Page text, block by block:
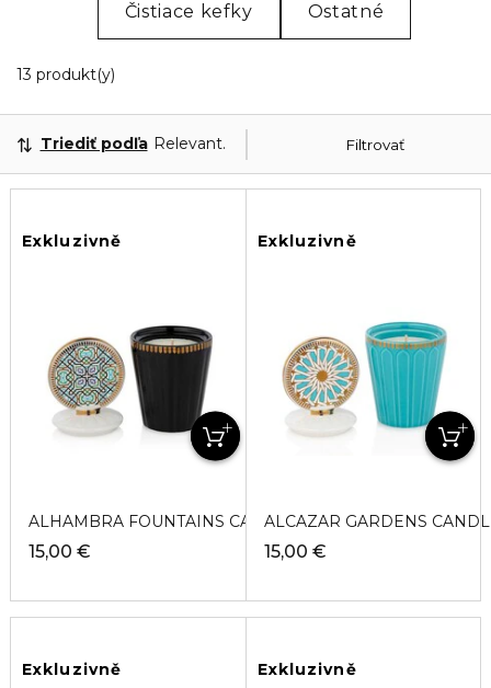
Čistiace kefky Ostatné
13 produkt(y)
Filtrovať
Triediť podľa Relevantnosť
Exkluzivně
ALHAMBRA FOUNTAINS CANDLE Sviečka
15,00 €
Exkluzivně
ALCAZAR GARDENS
15,00 €
Exkluzivně Exkluzivně